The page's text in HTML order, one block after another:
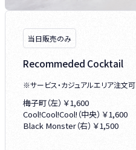
当日販売のみ
Recommeded Cocktail
※サービス・カジュアルエリア注文可
梅子町（左） ￥1,600
Cool!Cool!Cool!（中央） ￥1,600
Black Monster（右） ￥1,500